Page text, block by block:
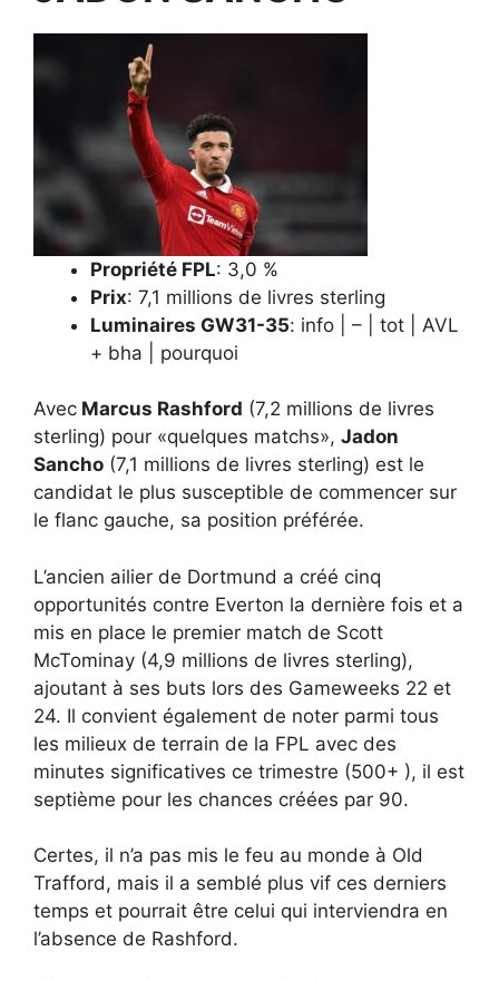
Propriété FPL: 3,0 %
Prix: 7,1 millions de livres sterling
Luminaires GW31-35: info | – | tot | AVL
+ bha | pourquoi
Avec Marcus Rashford (7,2 millions de livres
sterling) pour «quelques matchs», Jadon
Sancho (7,1 millions de livres sterling) est le
candidat le plus susceptible de commencer sur
le flanc gauche, sa position préférée.
L’ancien ailier de Dortmund a créé cinq
opportunités contre Everton la dernière fois et a
mis en place le premier match de Scott
McTominay (4,9 millions de livres sterling),
ajoutant à ses buts lors des Gameweeks 22 et
24. Il convient également de noter parmi tous
les milieux de terrain de la FPL avec des
minutes significatives ce trimestre (500+ ), il est
septième pour les chances créées par 90.
Certes, il n’a pas mis le feu au monde à Old
Trafford, mais il a semblé plus vif ces derniers
temps et pourrait être celui qui interviendra en
l’absence de Rashford.